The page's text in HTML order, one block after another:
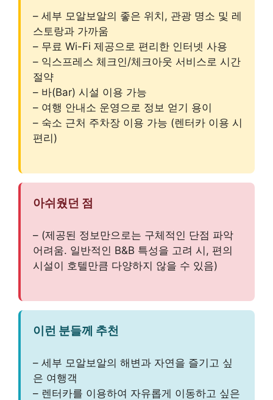
– 세부 모알보알의 좋은 위치, 관광 명소 및 레
스토랑과 가까움
– 무료 Wi-Fi 제공으로 편리한 인터넷 사용
– 익스프레스 체크인/체크아웃 서비스로 시간
절약
– 바(Bar) 시설 이용 가능
– 여행 안내소 운영으로 정보 얻기 용이
– 숙소 근처 주차장 이용 가능 (렌터카 이용 시
편리)
아쉬웠던 점
– (제공된 정보만으로는 구체적인 단점 파악
어려움. 일반적인 B&B 특성을 고려 시, 편의
시설이 호텔만큼 다양하지 않을 수 있음)
이런 분들께 추천
– 세부 모알보알의 해변과 자연을 즐기고 싶
은 여행객
– 렌터카를 이용하여 자유롭게 이동하고 싶은